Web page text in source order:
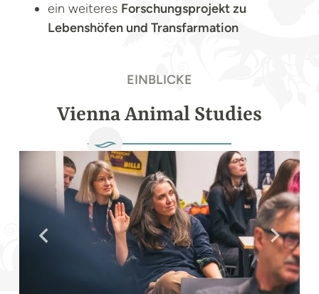
ein weiteres Forschungsprojekt zu
Lebenshöfen und Transfarmation
EINBLICKE
Vienna Animal Studies